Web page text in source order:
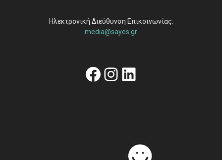
Ηλεκτρονική Διεύθυνση Επικοινωνίας:
media@sayes.gr
Facebook
Instagram
Linkedin